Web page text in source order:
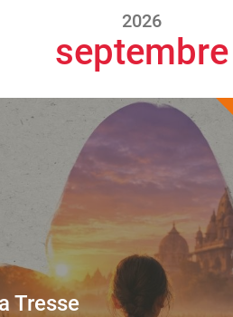
2026
septembre
Tresse